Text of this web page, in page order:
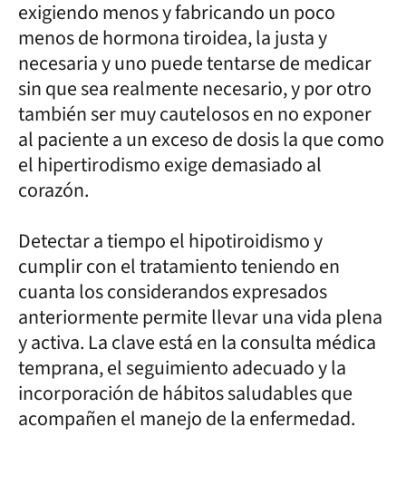
exigiendo menos y fabricando un poco
menos de hormona tiroidea, la justa y
necesaria y uno puede tentarse de medicar
sin que sea realmente necesario, y por otro
también ser muy cautelosos en no exponer
al paciente a un exceso de dosis la que como
el hipertirodismo exige demasiado al
corazón.
Detectar a tiempo el hipotiroidismo y
cumplir con el tratamiento teniendo en
cuanta los considerandos expresados
anteriormente permite llevar una vida plena
y activa. La clave está en la consulta médica
temprana, el seguimiento adecuado y la
incorporación de hábitos saludables que
acompañen el manejo de la enfermedad.